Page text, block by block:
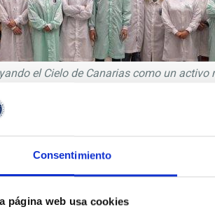
Consentimiento
página web usa cookies
el Cielo de Canarias como un
Inés Bonet